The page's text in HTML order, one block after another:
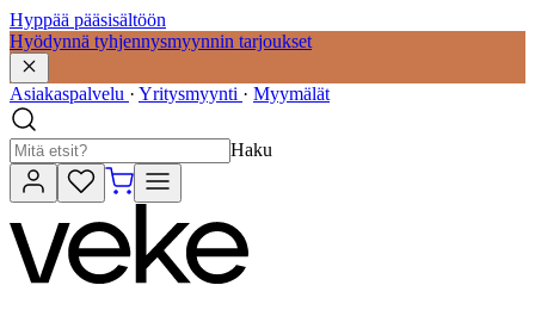
Hyppää pääsisältöön
Hyödynnä tyhjennysmyynnin tarjoukset
Asiakaspalvelu · Yritysmyynti · Myymälät
Haku